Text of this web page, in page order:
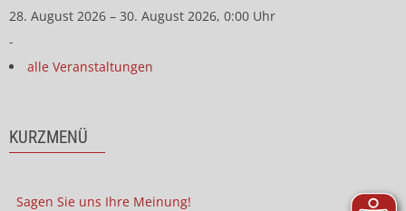
28. August 2026 – 30. August 2026, 0:00 Uhr
-
alle Veranstaltungen
KURZMENÜ
Sagen Sie uns Ihre Meinung!